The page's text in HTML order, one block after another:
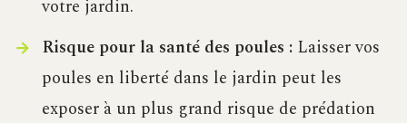
votre jardin.
Risque pour la santé des poules :Laisser vos
poules en liberté dans le jardin peut les
exposer à un plus grand risque de prédation